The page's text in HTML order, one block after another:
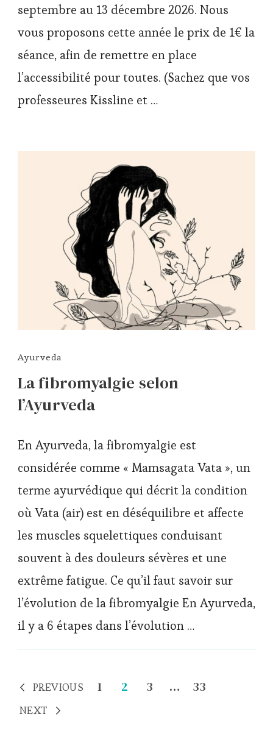
septembre au 13 décembre 2026. Nous
vous proposons cette année le prix de 1€ la
séance, afin de remettre en place
l’accessibilité pour toutes. (Sachez que vos
professeures Kissline et …
Ayurveda
La fibromyalgie selon
l’Ayurveda
En Ayurveda, la fibromyalgie est
considérée comme « Mamsagata Vata », un
terme ayurvédique qui décrit la condition
où Vata (air) est en déséquilibre et affecte
les muscles squelettiques conduisant
souvent à des douleurs sévères et une
extrême fatigue. Ce qu’il faut savoir sur
l’évolution de la fibromyalgie En Ayurveda,
il y a 6 étapes dans l’évolution …
Navigation
des
PREVIOUS Page
1 Page
2 Page
3 … Page
33
NEXT